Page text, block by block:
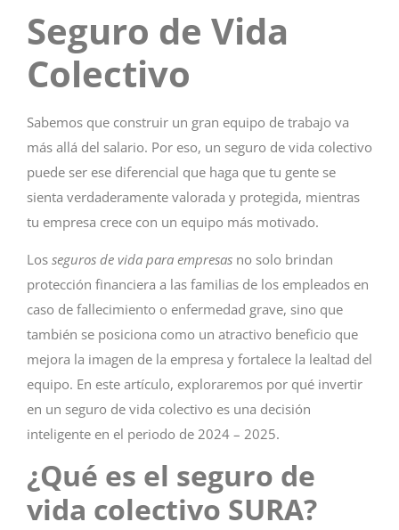
Seguro de Vida
Colectivo
Sabemos que construir un gran equipo de trabajo va
más allá del salario. Por eso, un seguro de vida colectivo
puede ser ese diferencial que haga que tu gente se
sienta verdaderamente valorada y protegida, mientras
tu empresa crece con un equipo más motivado.
Los seguros de vida para empresas no solo brindan
protección financiera a las familias de los empleados en
caso de fallecimiento o enfermedad grave, sino que
también se posiciona como un atractivo beneficio que
mejora la imagen de la empresa y fortalece la lealtad del
equipo. En este artículo, exploraremos por qué invertir
en un seguro de vida colectivo es una decisión
inteligente en el periodo de 2024 – 2025.
¿Qué es el seguro de
vida colectivo SURA?